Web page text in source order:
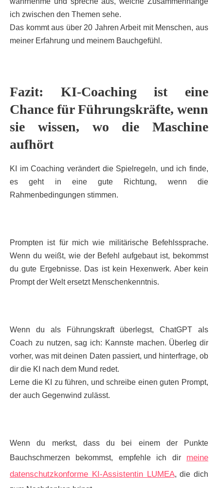
ich zwischen den Themen sehe.
Das kommt aus über 20 Jahren Arbeit mit Menschen, aus
meiner Erfahrung und meinem Bauchgefühl.
Fazit: KI-Coaching ist eine
Chance für Führungskräfte, wenn
sie wissen, wo die Maschine
aufhört
KI im Coaching verändert die Spielregeln, und ich finde,
es geht in eine gute Richtung, wenn die
Rahmenbedingungen stimmen.
Prompten ist für mich wie militärische Befehlssprache.
Wenn du weißt, wie der Befehl aufgebaut ist, bekommst
du gute Ergebnisse. Das ist kein Hexenwerk. Aber kein
Prompt der Welt ersetzt Menschenkenntnis.
Wenn du als Führungskraft überlegst, ChatGPT als
Coach zu nutzen, sag ich: Kannste machen. Überleg dir
vorher, was mit deinen Daten passiert, und hinterfrage, ob
dir die KI nach dem Mund redet.
Lerne die KI zu führen, und schreibe einen guten Prompt,
der auch Gegenwind zulässt.
Wenn du merkst, dass du bei einem der Punkte
Bauchschmerzen bekommst, empfehle ich dir meine
datenschutzkonforme KI-Assistentin LUMEA, die dich